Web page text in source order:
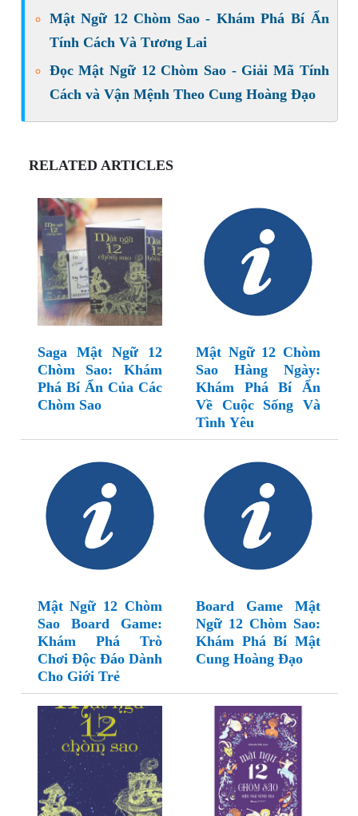
Mật Ngữ 12 Chòm Sao - Khám Phá Bí Ẩn
Tính Cách Và Tương Lai
Đọc Mật Ngữ 12 Chòm Sao - Giải Mã Tính
Cách và Vận Mệnh Theo Cung Hoàng Đạo
RELATED ARTICLES
Saga Mật Ngữ 12
Chòm Sao: Khám
Phá Bí Ẩn Của Các
Chòm Sao
Mật Ngữ 12 Chòm
Sao Hàng Ngày:
Khám Phá Bí Ẩn
Về Cuộc Sống Và
Tình Yêu
Mật Ngữ 12 Chòm
Sao Board Game:
Khám Phá Trò
Chơi Độc Đáo Dành
Cho Giới Trẻ
Board Game Mật
Ngữ 12 Chòm Sao:
Khám Phá Bí Mật
Cung Hoàng Đạo